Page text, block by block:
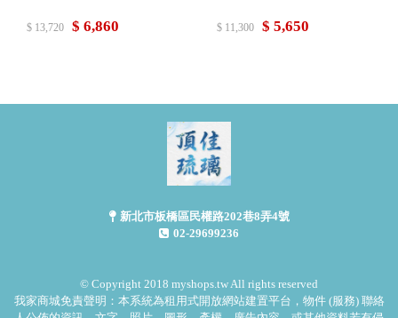
$ 13,720 $ 6,860 $ 11,300 $ 5,650
新北市板橋區民權路202巷8弄4號
02-29699236
© Copyright 2018 myshops.tw All rights reserved
我家商城免責聲明：本系統為租用式開放網站建置平台，物件 (服務) 聯絡